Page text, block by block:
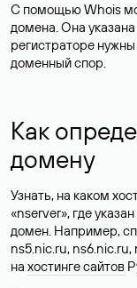
С помощью Whois
домена. Она
регистраторе
доменный спор.
Как
домену
Узнать, на каком
«nserver», где
домен. Например,
ns5.nic.ru, ns6.nic.ru,
на хостинге сайтов